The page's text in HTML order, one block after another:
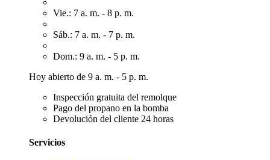
Vie.: 7 a. m. - 8 p. m.
Sáb.: 7 a. m. - 7 p. m.
Dom.: 9 a. m. - 5 p. m.
Hoy abierto de 9 a. m. - 5 p. m.
Inspección gratuita del remolque
Pago del propano en la bomba
Devolución del cliente 24 horas
Servicios